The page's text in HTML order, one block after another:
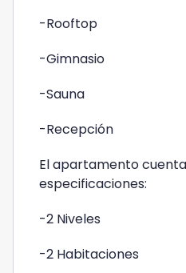
-Rooftop
-Gimnasio
-Sauna
-Recepción
El apartamento
especificaciones:
-2 Niveles
-2 Habitaciones